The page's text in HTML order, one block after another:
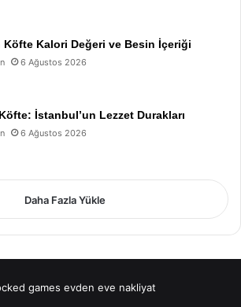
Köfte Kalori Değeri ve Besin İçeriği
6 Ağustos 2026
İstanbul’un Lezzet Durakları
6 Ağustos 2026
Daha Fazla Yükle
games evden eve nakliyat